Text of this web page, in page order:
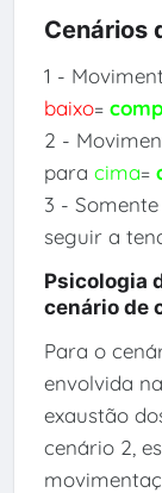
Cenários
1 -
baixo=
2 -
para cima=
3 -
seguir a
Psicologia
cenário de
Para o
envolvida
exaustão
cenário 2,